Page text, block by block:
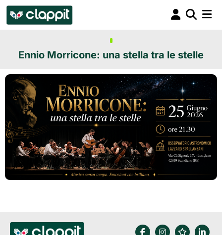
Ennio Morricone: una stella tra le stelle